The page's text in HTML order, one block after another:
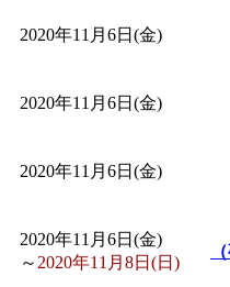
付期間：
「赤ち
付期間
まだ
レクリ
2020年11月6日(金)
2020年11月6日(金)
2020年11月6日(金)
2020年11月6日(金)
～ 2020年11月8日(日)